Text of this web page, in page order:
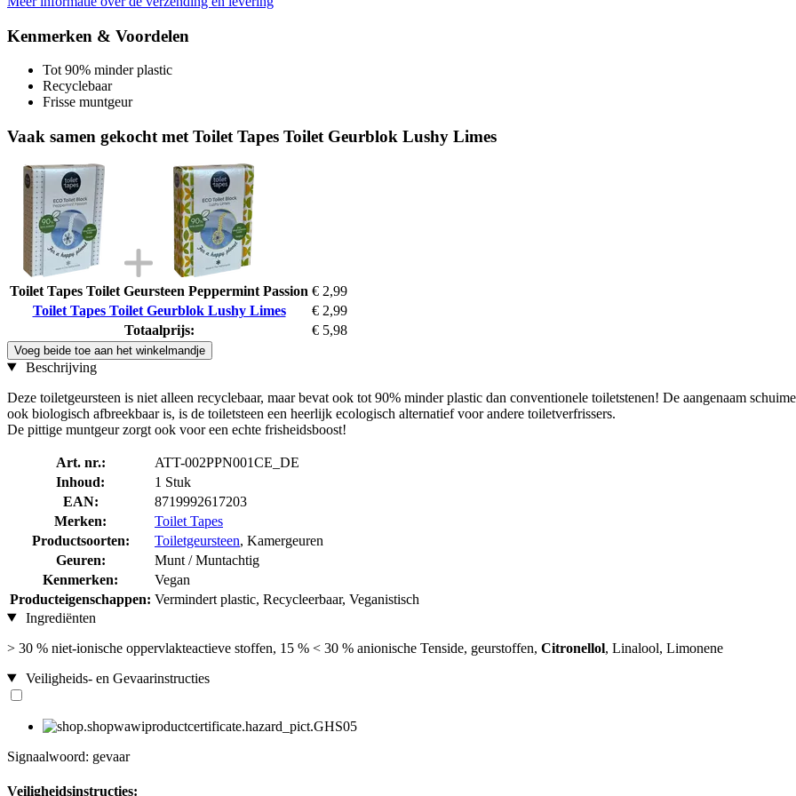
Kenmerken & Voordelen
Tot 90% minder plastic
Recyclebaar
Frisse muntgeur
Vaak samen gekocht met Toilet Tapes Toilet Geurblok Lushy Limes
Toilet Tapes Toilet Geursteen Peppermint Passion € 2,99
Toilet Tapes Toilet Geurblok Lushy Limes
€ 2,99
Totaalprijs:
€ 5,98
Voeg beide toe aan het winkelmandje
Beschrijving
Deze toiletgeursteen is niet alleen recyclebaar, maar bevat ook tot 90% minder plastic dan conventionele toiletstenen! De aangenaam
ook biologisch afbreekbaar is, is de toiletsteen een heerlijk ecologisch alternatief voor andere toiletverfrissers.
De pittige muntgeur zorgt ook voor een echte frisheidsboost!
Art. nr.:
ATT-002PPN001CE_DE
Inhoud:
1 Stuk
EAN:
8719992617203
Merken:
Toilet Tapes
Productsoorten:
Toiletgeursteen, Kamergeuren
Geuren:
Munt / Muntachtig
Kenmerken:
Vegan
Producteigenschappen: Vermindert plastic, Recycleerbaar, Veganistisch
Ingrediënten
> 30 % niet-ionische oppervlakteactieve stoffen, 15 % < 30 % anionische Tenside, geurstoffen, Citronellol, Linalool, Limonene
Veiligheids- en Gevaarinstructies
Signaalwoord: gevaar
Veiligheidsinstructies: